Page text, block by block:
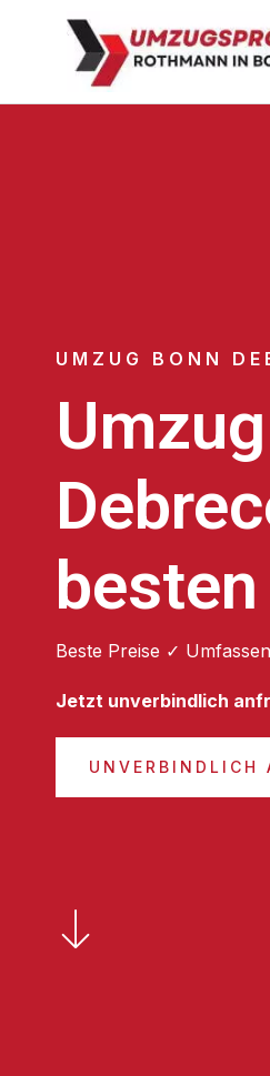
UMZUG BONN
Beste Preise ✓
Jetzt unverbindlich
UNVERBINDLICH